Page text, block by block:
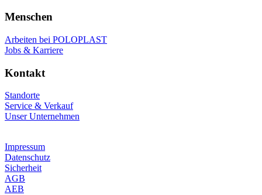
Menschen
Arbeiten bei POLOPLAST
Jobs & Karriere
Kontakt
Standorte
Service & Verkauf
Unser Unternehmen
Impressum
Datenschutz
Sicherheit
AGB
AEB